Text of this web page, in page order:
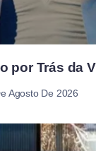
por Trás da
Agosto De 2026